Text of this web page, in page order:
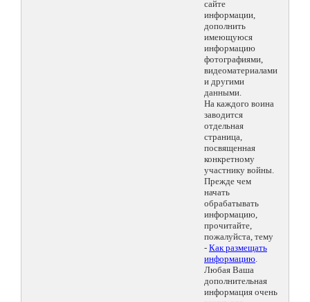
сайте
информации,
дополнить
имеющуюся
информацию
фотографиями,
видеоматериалами
и другими
данными.
На каждого воина
заводится
отдельная
страница,
посвященная
конкретному
участнику войны.
Прежде чем
начать
обрабатывать
информацию,
прочитайте,
пожалуйста, тему
- Как размещать
информацию.
Любая Ваша
дополнительная
информация очень